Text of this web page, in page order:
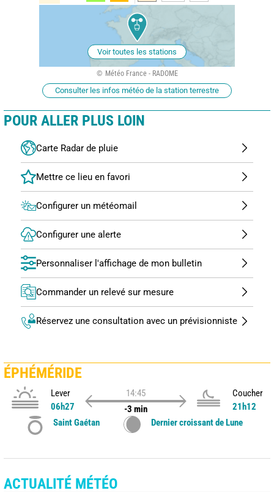
Voir toutes les stations
Météo France - RADOME
Consulter les infos météo de la station terrestre
POUR ALLER PLUS LOIN
Carte Radar de pluie
Configurer un météomail
Configurer une alerte
Personnaliser l'affichage de mon bulletin
Commander un relevé sur mesure
Réservez une consultation avec un prévisionniste
ÉPHÉMÉRIDE
Lever
06h27
14:45
-3 min
Coucher
21h12
Saint Gaétan
Dernier croissant de Lune
ACTUALITÉ MÉTÉO